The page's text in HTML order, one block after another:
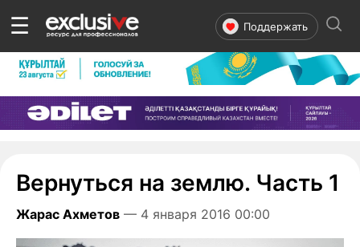
☰ Поддержать
Вернуться на землю. Часть 1
Жарас Ахметов — 4 января 2016 00:00